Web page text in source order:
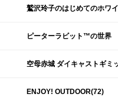
鷲沢玲子のはじめてのホワ
ピーターラビット™の世界
空母赤城 ダイキャストギミ
ENJOY! OUTDOOR(72)